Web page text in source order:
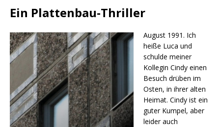
Ein Plattenbau-Thriller
August 1991. Ich
heiße Luca und
schulde meiner
Kollegin Cindy einen
Besuch drüben im
Osten, in ihrer alten
Heimat. Cindy ist ein
guter Kumpel, aber
leider auch